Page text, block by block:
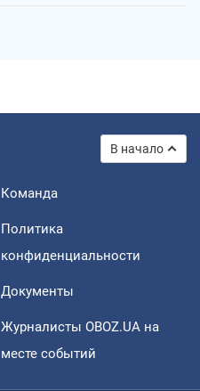
В начало
Команда
Политика
конфиденциальности
Документы
Журналисты OBOZ.UA на
месте событий